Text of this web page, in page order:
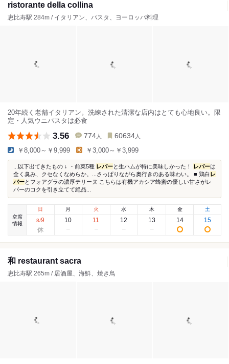
ristorante della collina
恵比寿駅 284m / イタリアン、パスタ、ヨーロッパ料理
20年続く老舗イタリアン。洗練された清潔な店内はとても心地良い。限
定・人気ウニパスタは必食
3.56 774 人 60634 人
￥8,000～￥9,999 ￥3,000～￥3,999
...以下出てきたもの ↓ ・前菜5種 レバーと生ハムが特に美味しかった！ レバーは
全く臭み、クセなくなめらか。...さっぱりながら奥行きのある味わい。 ■ 鶏白 レ
バーとフォアグラの濃厚テリーヌ こちらは有機アカシア蜂蜜の優しい甘さがレ
バーのコクを引き立てて絶品...
空席
情報
日
8/9
月
10
火
11
水
12
木
13
金
14
土
15
和 restaurant sacra
恵比寿駅 265m / 居酒屋、海鮮、焼き鳥